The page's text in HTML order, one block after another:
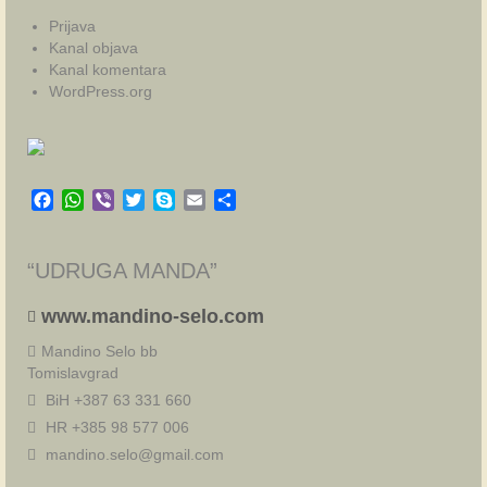
Prijava
Kanal objava
Kanal komentara
WordPress.org
Facebook
WhatsApp
Viber TwitterSkypeEmail
“UDRUGA MANDA”
www.mandino-selo.com
Mandino Selo bb
Tomislavgrad
BiH +387 63 331 660
HR +385 98 577 006
mandino.selo@gmail.com